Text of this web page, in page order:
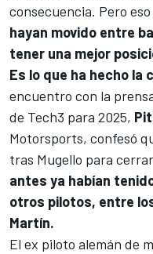
consecuencia. Pero
hayan movido entre
tener una mejor
Es lo que ha hecho la
encuentro con la
de Tech3 para 2025,
Motorsports, confesó
tras Mugello para
antes ya habían
otros pilotos, entre
Martín.
El ex piloto alemán de